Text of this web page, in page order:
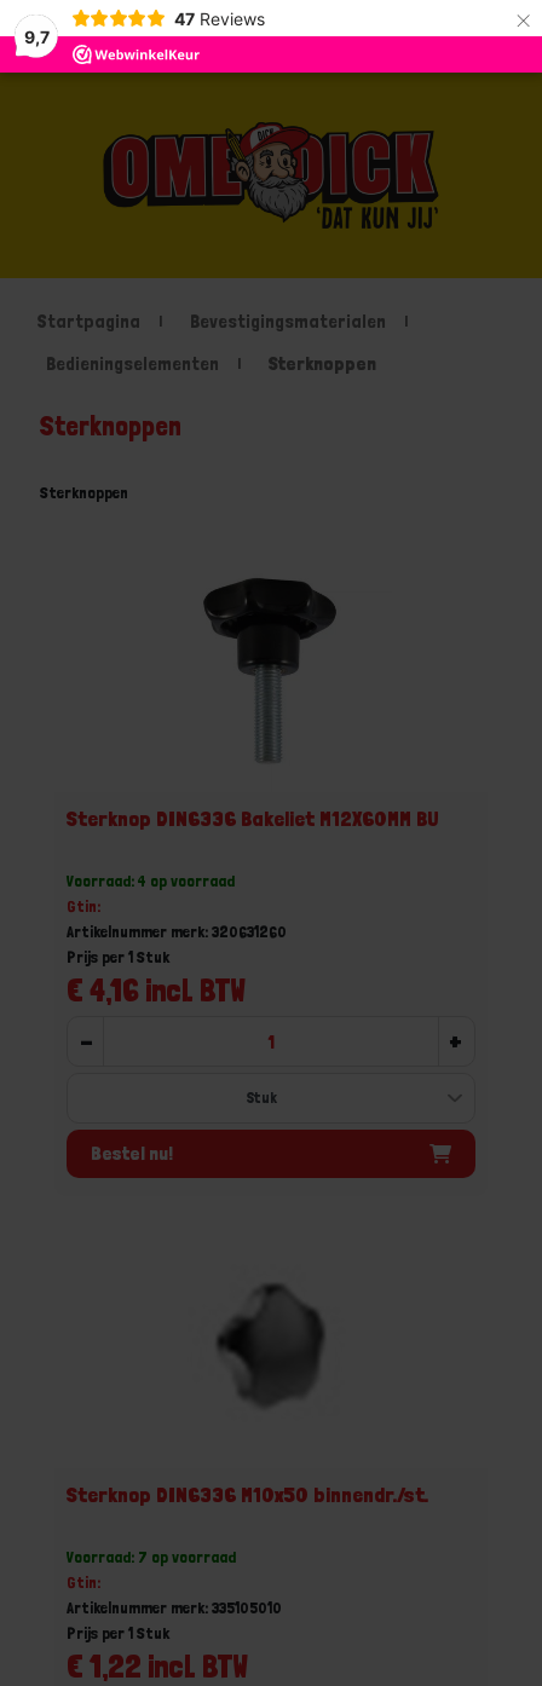
9,7
47 Reviews ×
Startpagina
Bevestigingsmaterialen
Bedieningselementen
Sterknoppen
Sterknoppen
Sterknoppen
Sterknop DIN6336 Bakeliet M12X60MM BU
Voorraad: 4 op voorraad
Gtin:
Artikelnummer merk: 320631260
€ 4,16 incl. BTW
Prijs per 1 Stuk
- +
Bestel nu!
Sterknop DIN6336 M10x50 binnendr./st.
Voorraad: 7 op voorraad
Gtin:
Artikelnummer merk: 335105010
€ 1,22 incl. BTW
Prijs per 1 Stuk